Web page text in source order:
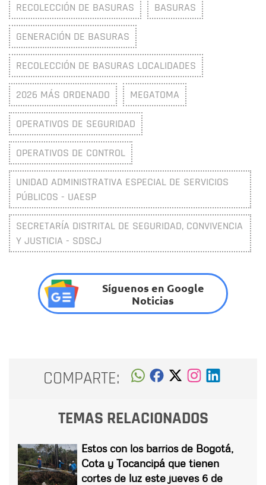
RECOLECCIÓN DE BASURAS BASURAS
GENERACIÓN DE BASURAS
RECOLECCIÓN DE BASURAS LOCALIDADES
2026 MÁS ORDENADO MEGATOMA
OPERATIVOS DE SEGURIDAD
OPERATIVOS DE CONTROL
UNIDAD ADMINISTRATIVA ESPECIAL DE SERVICIOS
PÚBLICOS - UAESP
SECRETARÍA DISTRITAL DE SEGURIDAD, CONVIVENCIA
Y JUSTICIA - SDSCJ
Síguenos en Google
Noticias
COMPARTE:
TEMAS RELACIONADOS
Estos con los barrios de Bogotá,
Cota y Tocancipá que tienen
cortes de luz este jueves 6 de